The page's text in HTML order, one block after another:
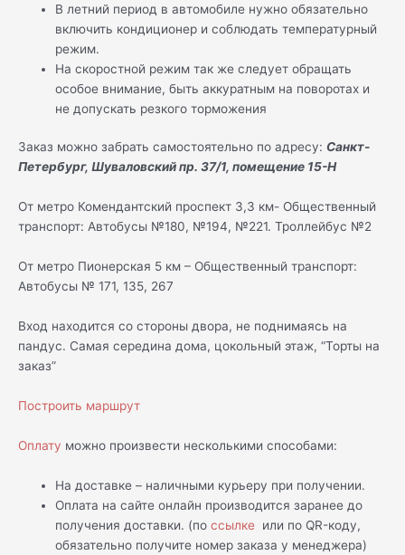
В летний период в автомобиле нужно обязательно
включить кондиционер и соблюдать температурный
режим.
На скоростной режим так же следует обращать
особое внимание, быть аккуратным на поворотах и
не допускать резкого торможения
Заказ можно забрать самостоятельно по адресу: Санкт-
Петербург, Шуваловский пр. 37/1, помещение 15-Н
От метро Комендантский проспект 3,3 км- Общественный
транспорт: Автобусы №180, №194, №221. Троллейбус №2
От метро Пионерская 5 км – Общественный транспорт:
Автобусы № 171, 135, 267
Вход находится со стороны двора, не поднимаясь на
пандус. Самая середина дома, цокольный этаж, “Торты на
заказ”
Построить маршрут
Оплату можно произвести несколькими способами:
На доставке – наличными курьеру при получении.
Оплата на сайте онлайн производится заранее до
получения доставки. (поссылке или по QR-коду,
обязательно получите номер заказа у менеджера)